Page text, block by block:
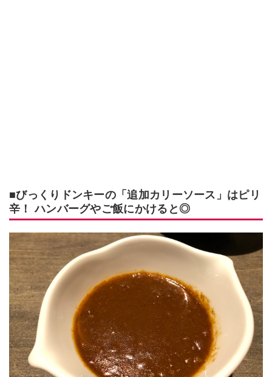
■びっくりドンキーの「追加カリーソース」はピリ
辛！ ハンバーグやご飯にかけると◎